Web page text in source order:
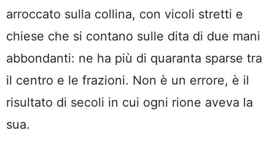
arroccato sulla collina, con vicoli stretti e
chiese che si contano sulle dita di due mani
abbondanti: ne ha più di quaranta sparse tra
il centro e le frazioni. Non è un errore, è il
risultato di secoli in cui ogni rione aveva la
sua.